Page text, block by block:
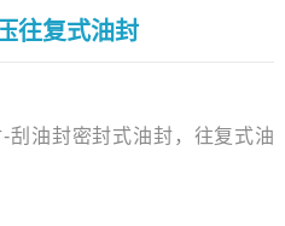
往复式油封
刮油封密封式油封，往复式油